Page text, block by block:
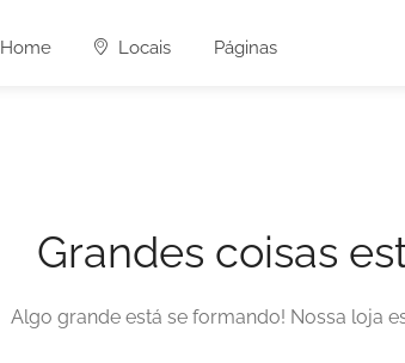
Home Locais Páginas
Grandes coisas
Algo grande está se formando! Nossa loja